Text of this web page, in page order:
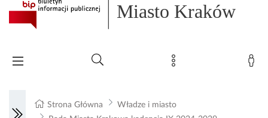
Miasto Kraków
Strona Główna
Władze i miasto